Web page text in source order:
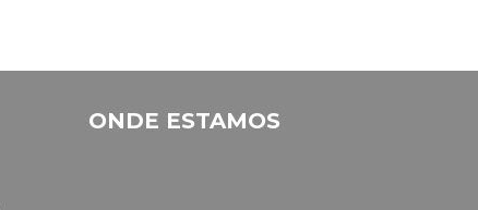
ONDE ESTAMOS